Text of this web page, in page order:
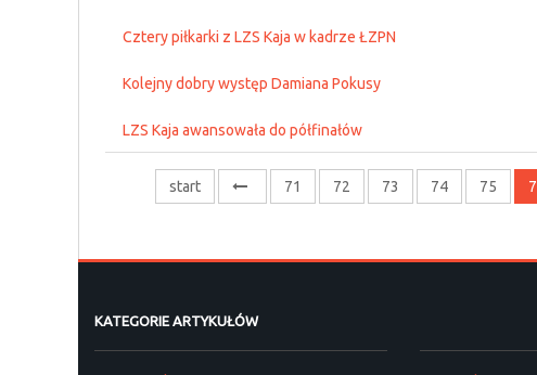
Cztery piłkarki z LZS Kaja w kadrze ŁZPN
Kolejny dobry występ Damiana Pokusy
LZS Kaja awansowała do półfinałów
start
71 72 73 74 75
KATEGORIE ARTYKUŁÓW